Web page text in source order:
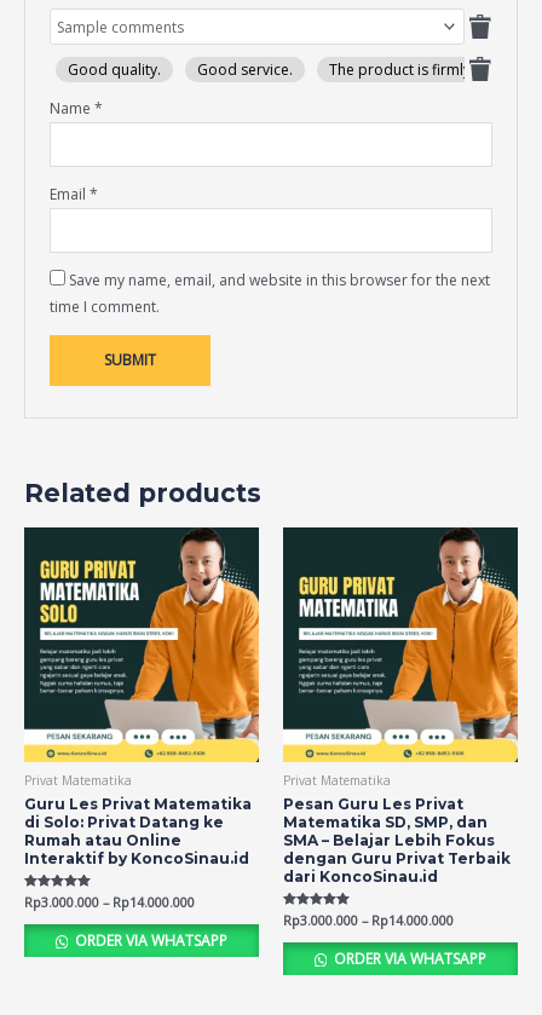
Good quality. Good service.
The product is firmly packed.
Name*
Email*
Save my name, email, and website in this browser for the next
time I comment.
Related products
Privat Matematika
Guru Les Privat Matematika
di Solo: Privat Datang ke
Rumah atau Online
Interaktif by KoncoSinau.id
Rated
5.00
out of 5
Rp3.000.000 – Rp14.000.000
ORDER VIA WHATSAPP
Privat Matematika
Pesan Guru Les Privat
Matematika SD, SMP, dan
SMA – Belajar Lebih Fokus
dengan Guru Privat Terbaik
dari KoncoSinau.id
Rated
5.00
out of 5
Rp3.000.000 – Rp14.000.000
ORDER VIA WHATSAPP